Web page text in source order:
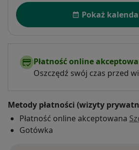
Dostępność
Pokaż
Płatność online
Oszczędź swój czas przed
Metody płatności (wizyty
Płatność online akceptowana
Gotówka